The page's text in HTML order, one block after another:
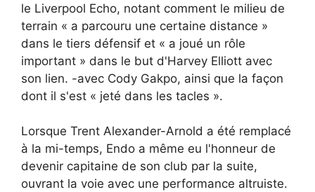
le Liverpool Echo, notant comment le milieu de
terrain « a parcouru une certaine distance »
dans le tiers défensif et « a joué un rôle
important » dans le but d'Harvey Elliott avec
son lien. -avec Cody Gakpo, ainsi que la façon
dont il s'est « jeté dans les tacles ».
Lorsque Trent Alexander-Arnold a été remplacé
à la mi-temps, Endo a même eu l'honneur de
devenir capitaine de son club par la suite,
ouvrant la voie avec une performance altruiste.